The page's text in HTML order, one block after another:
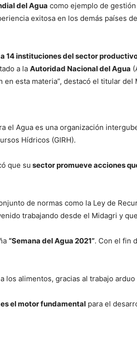
del Agua como ejemplo de
exitosa en los demás países
14 instituciones del sector
a la Autoridad Nacional del Agua
esta materia”, destacó el titular
el Agua es una organización
Hídricos (GIRH).
que su sector promueve acciones
de normas como la Ley de
trabajando desde el Midagri y
“Semana del Agua 2021”. Con el fin
los alimentos, gracias al trabajo
es el motor fundamental para el